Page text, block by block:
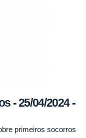
- 25/04/2024 -
primeiros socorros